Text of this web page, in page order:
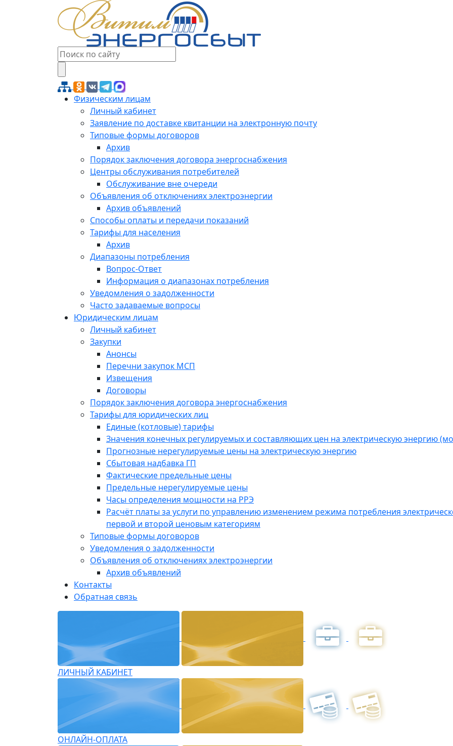
Физическим лицам
Личный кабинет
Заявление по доставке квитанции на электронную почту
Типовые формы договоров
Архив
Порядок заключения договора энергоснабжения
Центры обслуживания потребителей
Обслуживание вне очереди
Объявления об отключениях электроэнергии
Архив объявлений
Способы оплаты и передачи показаний
Тарифы для населения
Архив
Диапазоны потребления
Вопрос-Ответ
Информация о диапазонах потребления
Уведомления о задолженности
Часто задаваемые вопросы
Юридическим лицам
Личный кабинет
Закупки
Анонсы
Перечни закупок МСП
Извещения
Договоры
Порядок заключения договора энергоснабжения
Тарифы для юридических лиц
Единые (котловые) тарифы
Значения конечных регулируемых и составляющих цен на электрическую энергию
Прогнозные нерегулируемые цены на электрическую энергию
Сбытовая надбавка ГП
Фактические предельные цены
Предельные нерегулируемые цены
Часы определения мощности на РРЭ
Расчёт платы за услуги по управлению изменением режима потребления
первой и второй ценовым категориям
Типовые формы договоров
Уведомления о задолженности
Объявления об отключениях электроэнергии
Архив объявлений
Контакты
Обратная связь
ЛИЧНЫЙ КАБИНЕТ
ОНЛАЙН-ОПЛАТА